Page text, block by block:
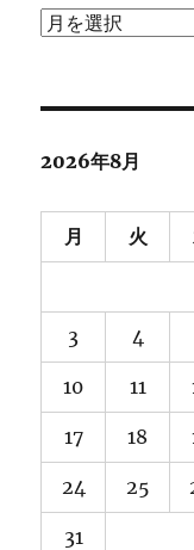
ア
ブ
2026年8月
月 火
3 4
10 11
17 18
24 25
31